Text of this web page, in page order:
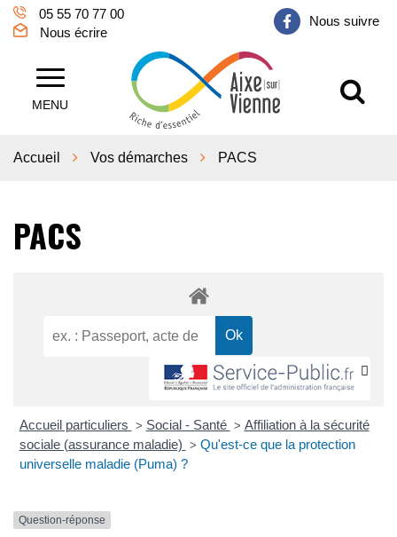
Gestion des traceurs
05 55 70 77 00
Nous écrire
Nous suivre
MENU Aixe sur Vienne
Accueil Vos démarches PACS
PACS
Accueil particuliers > Social - Santé > Affiliation à la sécurité
sociale (assurance maladie) > Qu'est-ce que la protection
universelle maladie (Puma) ?
Question-réponse